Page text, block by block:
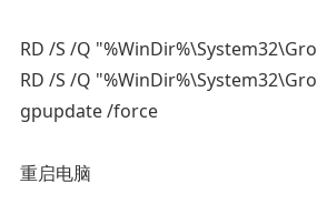
RD /S /Q
RD /S /Q
gpupdate /force
重启电脑